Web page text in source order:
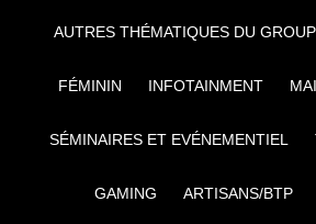
AUTRES THÉMATIQUES DU
FÉMININ INFOTAINMENT
SÉMINAIRES ET EVÉNEMENTIEL
GAMING ARTISANS/BTP